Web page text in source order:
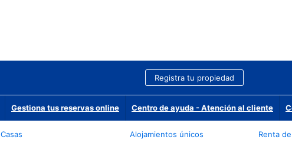
Registra tu propiedad
Gestiona tus reservas online Centro de ayuda - Atención al cliente
Casas
Alojamientos únicos
Renta